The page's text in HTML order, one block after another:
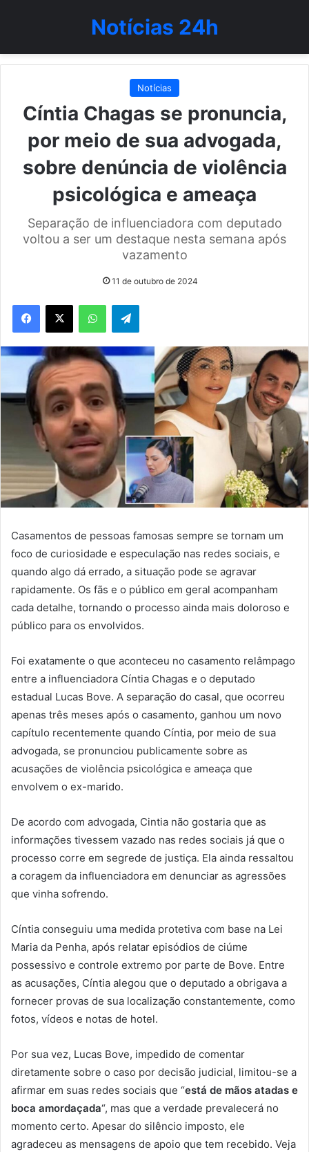
Notícias 24h
Notícias
Cíntia Chagas se pronuncia,
por meio de sua advogada,
sobre denúncia de violência
psicológica e ameaça
Separação de influenciadora com deputado
voltou a ser um destaque nesta semana após
vazamento
11 de outubro de 2024
WhatsAppTelegram
Casamentos de pessoas famosas sempre se tornam um
foco de curiosidade e especulação nas redes sociais, e
quando algo dá errado, a situação pode se agravar
rapidamente. Os fãs e o público em geral acompanham
cada detalhe, tornando o processo ainda mais doloroso e
público para os envolvidos.
Foi exatamente o que aconteceu no casamento relâmpago
entre a influenciadora Cíntia Chagas e o deputado
estadual Lucas Bove. A separação do casal, que ocorreu
apenas três meses após o casamento, ganhou um novo
capítulo recentemente quando Cíntia, por meio de sua
advogada, se pronunciou publicamente sobre as
acusações de violência psicológica e ameaça que
envolvem o ex-marido.
De acordo com advogada, Cintia não gostaria que as
informações tivessem vazado nas redes sociais já que o
processo corre em segrede de justiça. Ela ainda ressaltou
a coragem da influenciadora em denunciar as agressões
que vinha sofrendo.
Cíntia conseguiu uma medida protetiva com base na Lei
Maria da Penha, após relatar episódios de ciúme
possessivo e controle extremo por parte de Bove. Entre
as acusações, Cíntia alegou que o deputado a obrigava a
fornecer provas de sua localização constantemente, como
fotos, vídeos e notas de hotel.
Por sua vez, Lucas Bove, impedido de comentar
diretamente sobre o caso por decisão judicial, limitou-se a
afirmar em suas redes sociais que “está de mãos atadas e
boca amordaçada“, mas que a verdade prevalecerá no
momento certo. Apesar do silêncio imposto, ele
agradeceu as mensagens de apoio que tem recebido. Veja